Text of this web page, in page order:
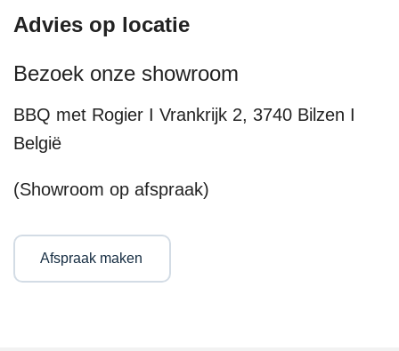
Advies op locatie
Bezoek onze showroom
BBQ met Rogier I Vrankrijk 2, 3740 Bilzen I
België
(Showroom op afspraak)
Afspraak maken